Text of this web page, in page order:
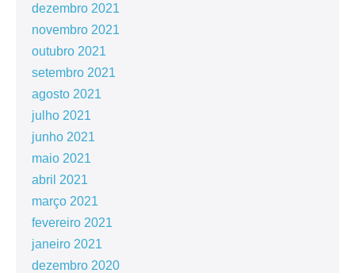
dezembro 2021
novembro 2021
outubro 2021
setembro 2021
agosto 2021
julho 2021
junho 2021
maio 2021
abril 2021
março 2021
fevereiro 2021
janeiro 2021
dezembro 2020